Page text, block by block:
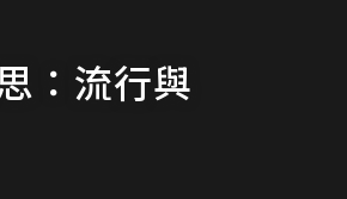
：流行與